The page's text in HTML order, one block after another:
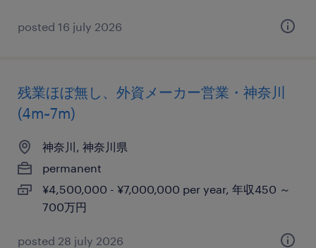
posted 16 july 2026
残業ほぼ無し、外資メーカー営業・神奈川
(4m~7m)
神奈川, 神奈川県
permanent
¥4,500,000 - ¥7,000,000 per year, 年収450 ～
700万円
posted 28 july 2026